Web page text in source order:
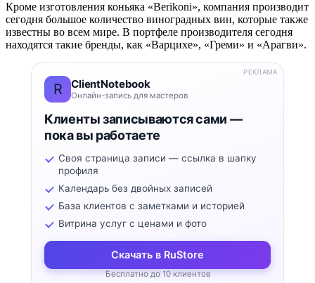
Кроме изготовления коньяка «Berikoni», компания производит
сегодня большое количество виноградных вин, которые также
известны во всем мире. В портфеле производителя сегодня
находятся такие бренды, как «Варцихе», «Греми» и «Арагви».
R ClientNotebook
Онлайн-запись для мастеров
Клиенты записываются сами —
пока вы работаете
Своя страница записи — ссылка в шапку
профиля
Календарь без двойных записей
База клиентов с заметками и историей
Витрина услуг с ценами и фото
Скачать в RuStore
Бесплатно до 10 клиентов
РЕКЛАМА